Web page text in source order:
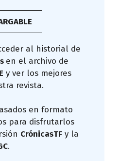
al historial de
en el archivo de
y ver los mejores
revista.
en formato
para disfrutarlos
CrónicasTF y la
.